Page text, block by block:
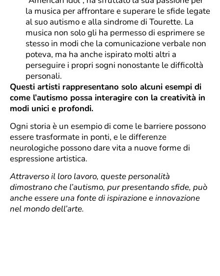
la musica per affrontare e superare le sfide legate
al suo autismo e alla sindrome di Tourette. La
musica non solo gli ha permesso di esprimere se
stesso in modi che la comunicazione verbale non
poteva, ma ha anche ispirato molti altri a
perseguire i propri sogni nonostante le difficoltà
personali.
Questi artisti rappresentano solo alcuni esempi di
come l’autismo possa interagire con la creatività in
modi unici e profondi.
Ogni storia è un esempio di come le barriere possono
essere trasformate in ponti, e le differenze
neurologiche possono dare vita a nuove forme di
espressione artistica.
Attraverso il loro lavoro, queste personalità
dimostrano che l’autismo, pur presentando sfide, può
anche essere una fonte di ispirazione e innovazione
nel mondo dell’arte.